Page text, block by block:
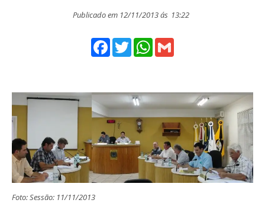
Publicado em 12/11/2013 ás 13:22
Facebook
TwitterWhatsApp
Foto: Sessão: 11/11/2013